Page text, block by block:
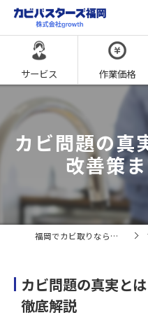
サービス 作業価格
カビ問題の真
改善策
福岡でカビ取りならカビバスターズ福岡
カビ問題の真実と
徹底解説